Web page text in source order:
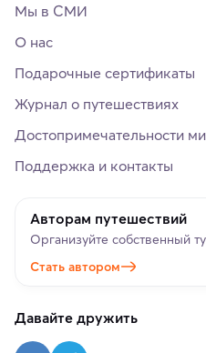
Мы в СМИ
О нас
Подарочные сертификаты
Журнал о путешествиях
Достопримечательности
Поддержка и контакты
Авторам путешествий
Организуйте собственный
Стать автором
Давайте дружить